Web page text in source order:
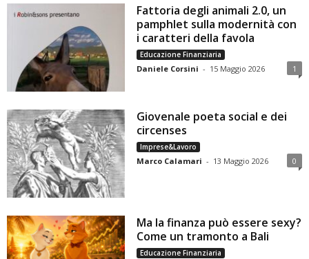
Fattoria degli animali 2.0, un
pamphlet sulla modernità con
i caratteri della favola
Educazione Finanziaria
Daniele Corsini - 15 Maggio 2026 1
Giovenale poeta social e dei
circenses
Imprese&Lavoro
Marco Calamari - 13 Maggio 2026 0
Ma la finanza può essere sexy?
Come un tramonto a Bali
Educazione Finanziaria